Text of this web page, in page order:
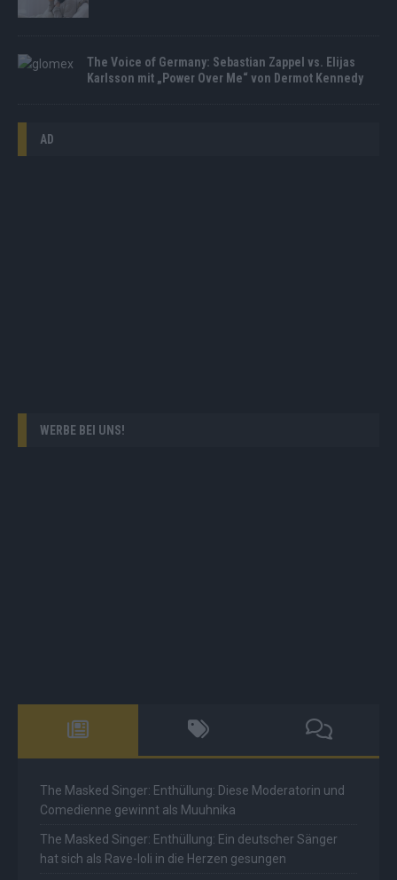
The Voice of Germany: Sebastian Zappel vs. Elijas
Karlsson mit „Power Over Me“ von Dermot Kennedy
AD
WERBE BEI UNS!
The Masked Singer: Enthüllung: Diese Moderatorin und
Comedienne gewinnt als Muuhnika
The Masked Singer: Enthüllung: Ein deutscher Sänger
hat sich als Rave-Ioli in die Herzen gesungen